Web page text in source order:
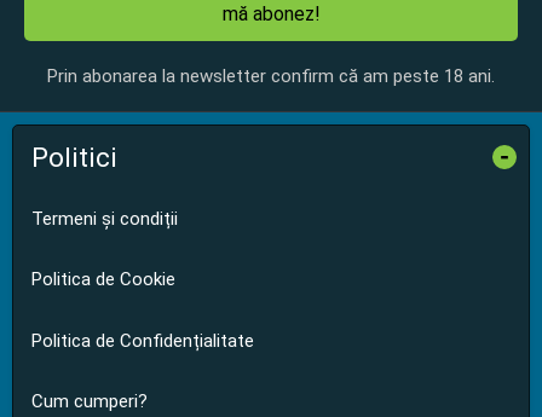
mă abonez!
Prin abonarea la newsletter confirm că am peste 18 ani.
Politici -
Termeni și condiții
Politica de Cookie
Politica de Confidențialitate
Cum cumperi?